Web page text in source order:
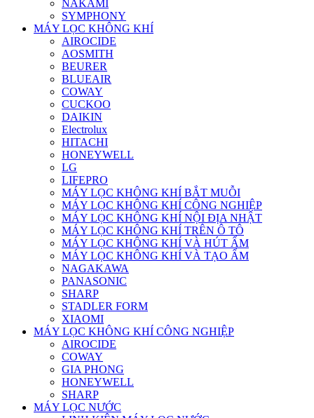
NAKAMI
SYMPHONY
MÁY LỌC KHÔNG KHÍ
AIROCIDE
AOSMITH
BEURER
BLUEAIR
COWAY
CUCKOO
DAIKIN
Electrolux
HITACHI
HONEYWELL
LG
LIFEPRO
MÁY LỌC KHÔNG KHÍ BẮT MUỖI
MÁY LỌC KHÔNG KHÍ CÔNG NGHIỆP
MÁY LỌC KHÔNG KHÍ NỘI ĐỊA NHẬT
MÁY LỌC KHÔNG KHÍ TRÊN Ô TÔ
MÁY LỌC KHÔNG KHÍ VÀ HÚT ẨM
MÁY LỌC KHÔNG KHÍ VÀ TẠO ẨM
NAGAKAWA
PANASONIC
SHARP
STADLER FORM
XIAOMI
MÁY LỌC KHÔNG KHÍ CÔNG NGHIỆP
AIROCIDE
COWAY
GIA PHONG
HONEYWELL
SHARP
MÁY LỌC NƯỚC